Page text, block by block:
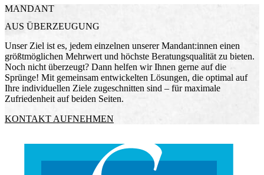
MANDANT
AUS ÜBERZEUGUNG
Unser Ziel ist es, jedem einzelnen unserer Mandant:innen einen
größtmöglichen Mehrwert und höchste Beratungsqualität zu bieten.
Noch nicht überzeugt? Dann helfen wir Ihnen gerne auf die
Sprünge! Mit gemeinsam entwickelten Lösungen, die optimal auf
Ihre individuellen Ziele zugeschnitten sind – für maximale
Zufriedenheit auf beiden Seiten.
KONTAKT AUFNEHMEN